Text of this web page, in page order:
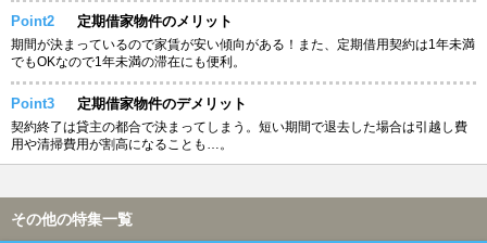
Point2 定期借家物件のメリット
期間が決まっているので家賃が安い傾向がある！また、定期借用契約は1年未満
でもOKなので1年未満の滞在にも便利。
Point3 定期借家物件のデメリット
契約終了は貸主の都合で決まってしまう。短い期間で退去した場合は引越し費
用や清掃費用が割高になることも…。
その他の特集一覧